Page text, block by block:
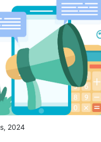
2024